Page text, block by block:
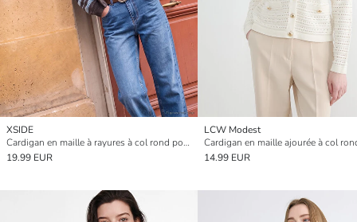
XSIDE
Cardigan en maille à rayures à col rond pour femme
19.99 EUR
LCW Modest
14.99 EUR